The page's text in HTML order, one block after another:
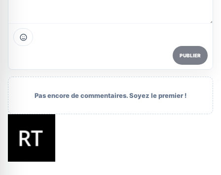
PUBLIER
Pas encore de commentaires. Soyez le premier !